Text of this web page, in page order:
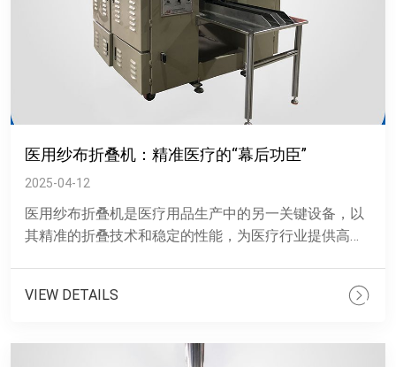
医用纱布折叠机：精准医疗的“幕后功臣”
2025-04-12
医用纱布折叠机是医疗用品生产中的另一关键设备，以
其精准的折叠技术和稳定的性能，为医疗行业提供高质
VIEW DETAILS